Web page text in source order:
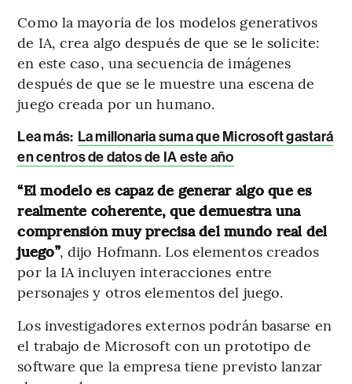
Como la mayoría de los modelos generativos
de IA, crea algo después de que se le solicite:
en este caso, una secuencia de imágenes
después de que se le muestre una escena de
juego creada por un humano.
Lea más: La millonaria suma que Microsoft gastará
en centros de datos de IA este año
“El modelo es capaz de generar algo que es
realmente coherente, que demuestra una
comprensión muy precisa del mundo real del
juego”, dijo Hofmann. Los elementos creados
por la IA incluyen interacciones entre
personajes y otros elementos del juego.
Los investigadores externos podrán basarse en
el trabajo de Microsoft con un prototipo de
software que la empresa tiene previsto lanzar